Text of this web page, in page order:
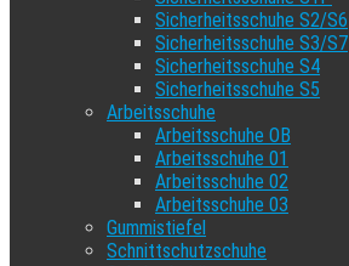
Sicherheitsschuhe S2/S6
Sicherheitsschuhe S3/S7
Sicherheitsschuhe S4
Sicherheitsschuhe S5
Arbeitsschuhe
Arbeitsschuhe OB
Arbeitsschuhe 01
Arbeitsschuhe 02
Arbeitsschuhe 03
Gummistiefel
Schnittschutzschuhe